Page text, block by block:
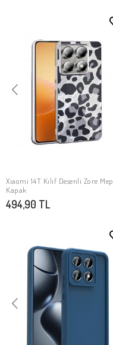
SEPETE EKLE
Xiaomi 14T Kılıf Desenli Zore Mep
Kapak
494,90 TL